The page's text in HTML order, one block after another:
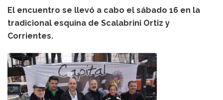
El encuentro se llevó a cabo el sábado 16 en la
tradicional esquina de Scalabrini Ortiz y
Corrientes.